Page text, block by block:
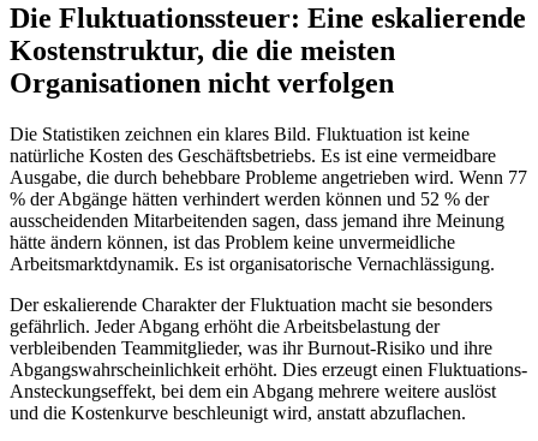
Die Fluktuationssteuer: Eine eskalierende
Kostenstruktur, die die meisten
Organisationen nicht verfolgen
Die Statistiken zeichnen ein klares Bild. Fluktuation ist keine
natürliche Kosten des Geschäftsbetriebs. Es ist eine vermeidbare
Ausgabe, die durch behebbare Probleme angetrieben wird. Wenn 77
% der Abgänge hätten verhindert werden können und 52 % der
ausscheidenden Mitarbeitenden sagen, dass jemand ihre Meinung
hätte ändern können, ist das Problem keine unvermeidliche
Arbeitsmarktdynamik. Es ist organisatorische Vernachlässigung.
Der eskalierende Charakter der Fluktuation macht sie besonders
gefährlich. Jeder Abgang erhöht die Arbeitsbelastung der
verbleibenden Teammitglieder, was ihr Burnout-Risiko und ihre
Abgangswahrscheinlichkeit erhöht. Dies erzeugt einen Fluktuations-
Ansteckungseffekt, bei dem ein Abgang mehrere weitere auslöst
und die Kostenkurve beschleunigt wird, anstatt abzuflachen.